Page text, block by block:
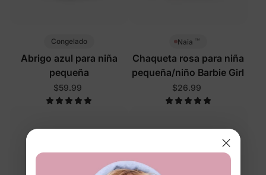
Congelado
Abrigo azul para niña
pequeña
$59.99
Naia ™
Chaqueta rosa para niña
pequeña/niño Barbie Girl
$26.99